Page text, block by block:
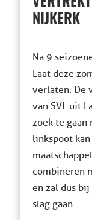
NIJKERK
Na 9
Laat deze
verlaten. De
van SVL uit
zoek te gaan
linkspoot
combineren
en zal dus
slag gaan.